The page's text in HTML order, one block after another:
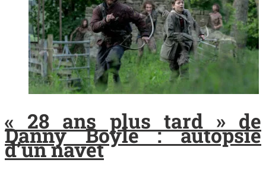
« 28 ans plus tard » de
Danny Boyle : autopsie
d’un navet